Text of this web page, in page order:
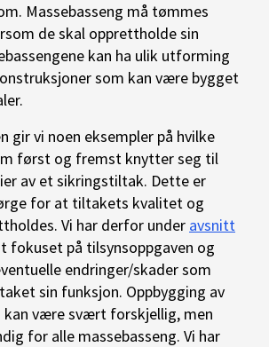
Massebasseng må tømmes
de skal opprettholde sin
kan ha ulik utforming
som kan være bygget
gir vi noen eksempler på hvilke
først og fremst knytter seg til
av et sikringstiltak. Dette er
for at tiltakets kvalitet og
Vi har derfor under avsnitt
fokuset på tilsynsoppgaven og
endringer/skader som
sin funksjon. Oppbygging av
kan være svært forskjellig, men
for alle massebasseng. Vi har